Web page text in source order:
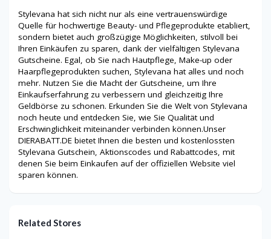
Stylevana hat sich nicht nur als eine vertrauenswürdige
Quelle für hochwertige Beauty- und Pflegeprodukte etabliert,
sondern bietet auch großzügige Möglichkeiten, stilvoll bei
Ihren Einkäufen zu sparen, dank der vielfältigen Stylevana
Gutscheine. Egal, ob Sie nach Hautpflege, Make-up oder
Haarpflegeprodukten suchen, Stylevana hat alles und noch
mehr. Nutzen Sie die Macht der Gutscheine, um Ihre
Einkaufserfahrung zu verbessern und gleichzeitig Ihre
Geldbörse zu schonen. Erkunden Sie die Welt von Stylevana
noch heute und entdecken Sie, wie Sie Qualität und
Erschwinglichkeit miteinander verbinden können.Unser
DIERABATT.DE bietet Ihnen die besten und kostenlossten
Stylevana Gutschein, Aktionscodes und Rabattcodes, mit
denen Sie beim Einkaufen auf der offiziellen Website viel
sparen können.
Related Stores